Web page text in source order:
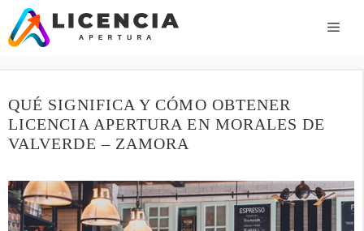
Saltar
contenido
QUÉ SIGNIFICA Y CÓMO OBTENER
LICENCIA APERTURA EN MORALES DE
VALVERDE – ZAMORA